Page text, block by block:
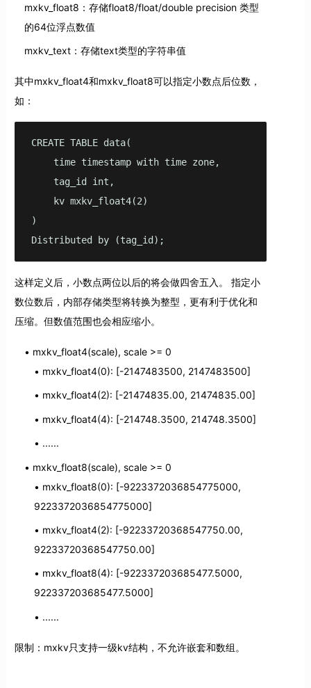
mxkv_float8：存储float8/float/double precision 类型
的64位浮点数值
mxkv_text：存储text类型的字符串值
其中mxkv_float4和mxkv_float8可以指定小数点后位数，
如：
CREATE TABLE data(
    time timestamp with time zone,
    tag_id int,
    kv mxkv_float4(2)
)
Distributed by (tag_id);
这样定义后，小数点两位以后的将会做四舍五入。 指定小
数位数后，内部存储类型将转换为整型，更有利于优化和
压缩。但数值范围也会相应缩小。
mxkv_float4(scale), scale >= 0
mxkv_float4(0): [-2147483500, 2147483500]
mxkv_float4(2): [-21474835.00, 21474835.00]
mxkv_float4(4): [-214748.3500, 214748.3500]
......
mxkv_float8(scale), scale >= 0
mxkv_float8(0): [-9223372036854775000,
9223372036854775000]
mxkv_float4(2): [-92233720368547750.00,
92233720368547750.00]
mxkv_float8(4): [-922337203685477.5000,
922337203685477.5000]
......
限制：mxkv只支持一级kv结构，不允许嵌套和数组。